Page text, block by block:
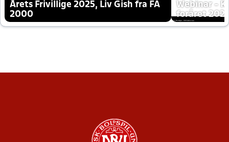
Årets Frivillige 2025, Liv Gish fra FA
2000
Webinar -
foråret